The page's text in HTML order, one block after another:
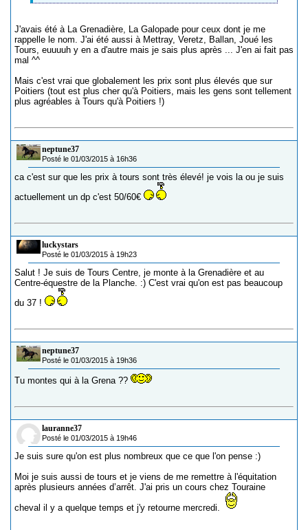
J'avais été à La Grenadière, La Galopade pour ceux dont je me
rappelle le nom. J'ai été aussi à Mettray, Veretz, Ballan, Joué les
Tours, euuuuh y en a d'autre mais je sais plus après ... J'en ai fait pas
mal ^^
Mais c'est vrai que globalement les prix sont plus élevés que sur
Poitiers (tout est plus cher qu'à Poitiers, mais les gens sont tellement
plus agréables à Tours qu'à Poitiers !)
neptune37
Posté le 01/03/2015 à 16h36
ca c'est sur que les prix à tours sont très élevé! je vois la ou je suis
actuellement un dp c'est 50/60€
luckystars
Posté le 01/03/2015 à 19h23
Salut ! Je suis de Tours Centre, je monte à la Grenadière et au
Centre-équestre de la Planche. :) C'est vrai qu'on est pas beaucoup
du 37 !
neptune37
Posté le 01/03/2015 à 19h36
Tu montes qui à la Grena ??
lauranne37
Posté le 01/03/2015 à 19h46
Je suis sure qu'on est plus nombreux que ce que l'on pense :)
Moi je suis aussi de tours et je viens de me remettre à l'équitation
après plusieurs années d’arrêt. J'ai pris un cours chez Touraine
cheval il y a quelque temps et j'y retourne mercredi.